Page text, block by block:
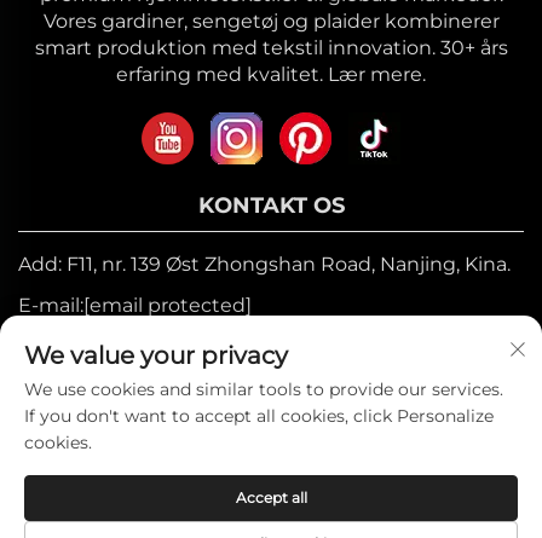
Vores gardiner, sengetøj og plaider kombinerer
smart produktion med tekstil innovation. 30+ års
erfaring med kvalitet. Lær mere.
KONTAKT OS
Add: F11, nr. 139 Øst Zhongshan Road, Nanjing, Kina.
E-mail:[email protected]
Mobil: +86-17327710449
Tel:+86-025-84573776
Copyright © 2025 af Heniemo Home
Collection Co., Ltd. —
We value your privacy
We use cookies and similar tools to provide our services.
If you don't want to accept all cookies, click Personalize
cookies.
Accept all